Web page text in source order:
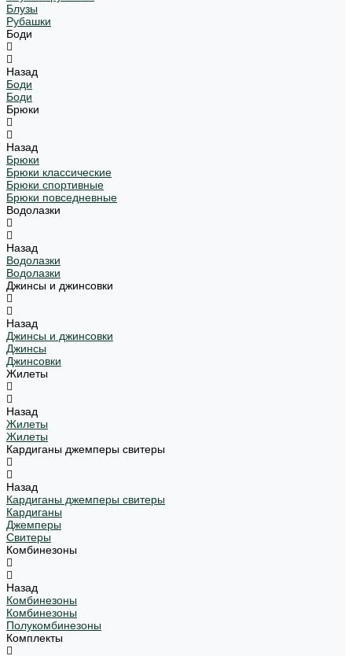
Блузы
Рубашки
Боди
Назад
Боди
Боди
Брюки
Назад
Брюки
Брюки классические
Брюки спортивные
Брюки повседневные
Водолазки
Назад
Водолазки
Водолазки
Джинсы и джинсовки
Назад
Джинсы и джинсовки
Джинсы
Джинсовки
Жилеты
Назад
Жилеты
Жилеты
Кардиганы джемперы свитеры
Назад
Кардиганы джемперы свитеры
Кардиганы
Джемперы
Свитеры
Комбинезоны
Назад
Комбинезоны
Комбинезоны
Полукомбинезоны
Комплекты